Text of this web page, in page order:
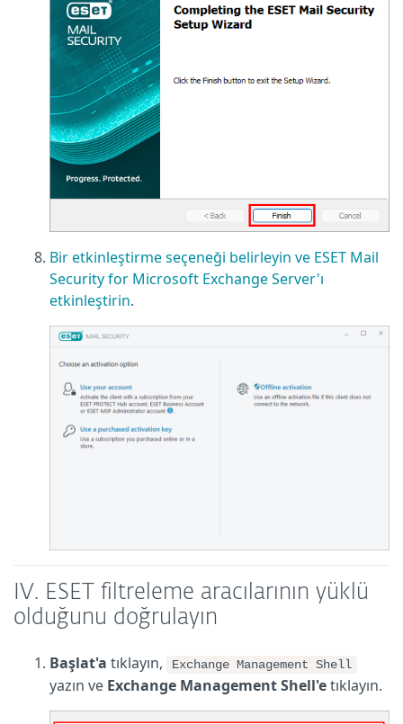
Bir etkinleştirme seçeneği belirleyin ve ESET Mail
Security for Microsoft Exchange Server'ı
etkinleştirin.
IV. ESET filtreleme aracılarının yüklü
olduğunu doğrulayın
Başlat'a tıklayın, Exchange Management Shell
yazın ve Exchange Management Shell'etıklayın.